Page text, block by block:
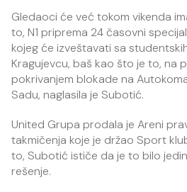
Gledaoci će već tokom vikenda
to, N1 priprema 24 časovni
kojeg će izveštavati sa
Kragujevcu, baš kao što je to, na
pokrivanjem blokade na
Sadu, naglasila je Subotić.
United Grupa prodala je Areni
takmičenja koje je držao Sport
to, Subotić ističe da je to bilo
rešenje.